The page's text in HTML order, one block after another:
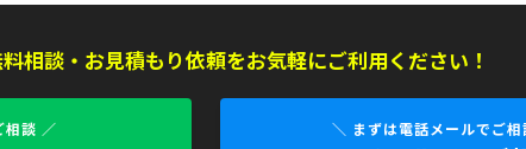
相談・お見積もり依頼をお気軽にご利用ください！
相談 ／ ＼ まずは電話メールでご相